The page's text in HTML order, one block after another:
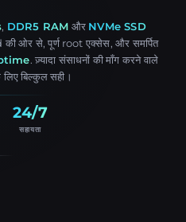
, DDR5 RAM और NVMe SSD
ओर से, पूर्ण root एक्सेस, और समर्पित
. ज़्यादा संसाधनों की माँग करने वाले
बिल्कुल सही।
24/7
सहायता